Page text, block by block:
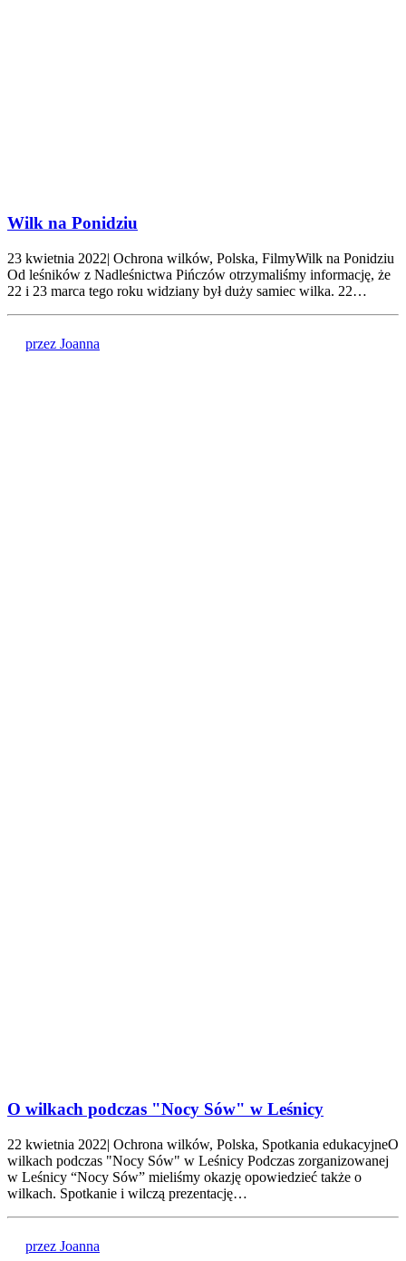
Wilk na Ponidziu
23 kwietnia 2022| Ochrona wilków, Polska, FilmyWilk na Ponidziu
Od leśników z Nadleśnictwa Pińczów otrzymaliśmy informację, że
22 i 23 marca tego roku widziany był duży samiec wilka. 22…
przez Joanna
O wilkach podczas "Nocy Sów" w Leśnicy
22 kwietnia 2022| Ochrona wilków, Polska, Spotkania edukacyjneO
wilkach podczas "Nocy Sów" w Leśnicy Podczas zorganizowanej
w Leśnicy “Nocy Sów” mieliśmy okazję opowiedzieć także o
wilkach. Spotkanie i wilczą prezentację…
przez Joanna